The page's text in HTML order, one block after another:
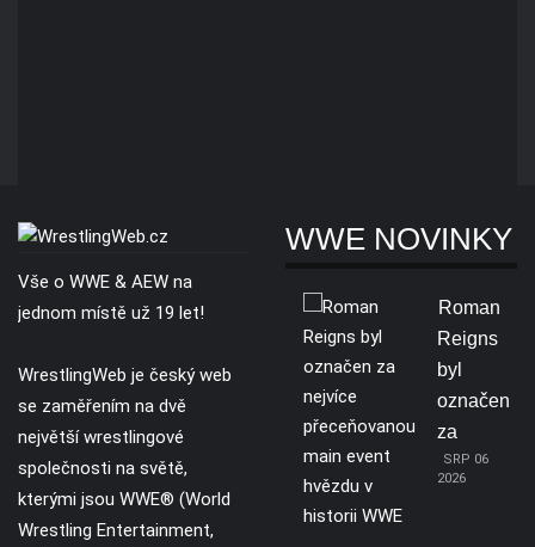
Vše o WWE & AEW na
jednom místě už 19 let!
WrestlingWeb je český web
se zaměřením na dvě
největší wrestlingové
společnosti na světě,
kterými jsou WWE® (World
Wrestling Entertainment,
WWE NOVINKY
Roman
Reigns
byl
označen
za
SRP 06
2026